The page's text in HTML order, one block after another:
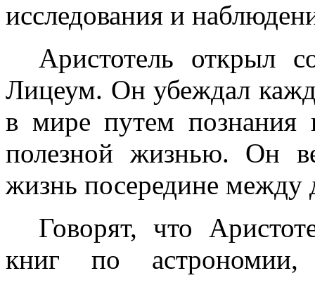
исследования и
Аристотель открыл
Лицеум. Он убеждал
в мире путем
полезной жизнью. Он
жизнь посередине между
Говорят, что
книг по астрономии,